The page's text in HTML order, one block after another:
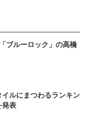
ブルーロック」の高橋
ルにまつわるランキン
発表